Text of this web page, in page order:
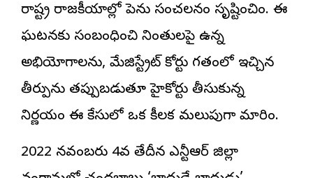
రాష్ట్ర రాజకీయాల్లో పెను సంచలనం సృష్టించింది. ఈ
ఘటనకు సంబంధించి నిందితులపై ఉన్న
అభియోగాలను, మేజిస్ట్రేట్ కోర్టు గతంలో ఇచ్చిన
తీర్పును తప్పుబడుతూ హైకోర్టు తీసుకున్న
నిర్ణయం ఈ కేసులో ఒక కీలక మలుపుగా మారింది.
2022 నవంబరు 4వ తేదీన ఎన్టీఆర్ జిల్లా